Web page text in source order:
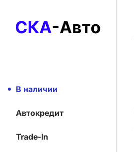
В наличии
Автокредит
Trade-In